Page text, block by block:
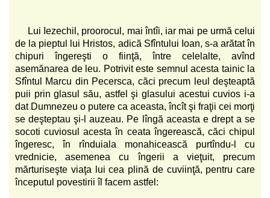
Lui Iezechil, proorocul, mai întîi, iar mai pe urmă celui
de la pieptul lui Hristos, adică Sfîntului Ioan, s-a arătat în
chipuri îngereşti o fiinţă, între celelalte, avînd
asemănarea de leu. Potrivit este semnul acesta tainic la
Sfîntul Marcu din Pecersca, căci precum leul deşteaptă
puii prin glasul său, astfel şi glasului acestui cuvios i-a
dat Dumnezeu o putere ca aceasta, încît şi fraţii cei morţi
se deşteptau şi-l auzeau. Pe lîngă aceasta e drept a se
socoti cuviosul acesta în ceata îngerească, căci chipul
îngeresc, în rînduiala monahicească purtîndu-l cu
vrednicie, asemenea cu îngerii a vieţuit, precum
mărturiseşte viaţa lui cea plină de cuviinţă, pentru care
începutul povestirii îl facem astfel: